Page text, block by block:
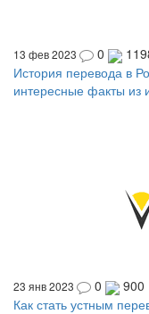
13 фев 2023 0
История перевода в
интересные факты из
23 янв 2023 0
900
Как стать устным